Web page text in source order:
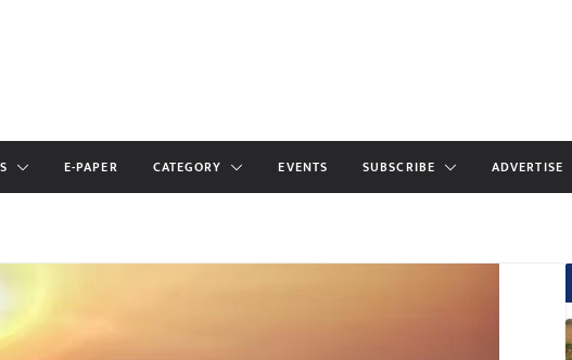
E-PAPER CATEGORY EVENTS SUBSCRIBE ADVERTISE